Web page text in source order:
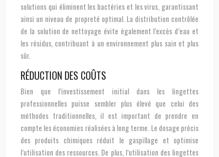
solutions qui éliminent les bactéries et les virus, garantissant
ainsi un niveau de propreté optimal. La distribution contrôlée
de la solution de nettoyage évite également l’excès d’eau et
les résidus, contribuant à un environnement plus sain et plus
sûr.
RÉDUCTION DES COÛTS
Bien que l’investissement initial dans les lingettes
professionnelles puisse sembler plus élevé que celui des
méthodes traditionnelles, il est important de prendre en
compte les économies réalisées à long terme. Le dosage précis
des produits chimiques réduit le gaspillage et optimise
l’utilisation des ressources. De plus, l’utilisation des lingettes